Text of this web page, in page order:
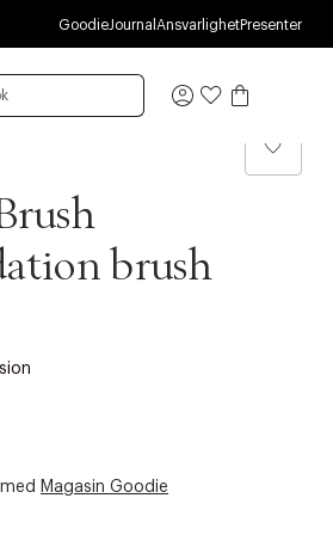
GoodieJournal AnsvarlighetPresenter
Logga
brush
med Magasin Goodie